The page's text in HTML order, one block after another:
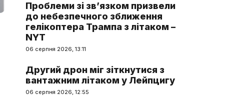
Проблеми зі зв’язком призвели
до небезпечного зближення
гелікоптера Трампа з літаком –
NYT
06 серпня 2026, 13:11
Другий дрон міг зіткнутися з
вантажним літаком у Лейпцигу
06 серпня 2026, 12:55